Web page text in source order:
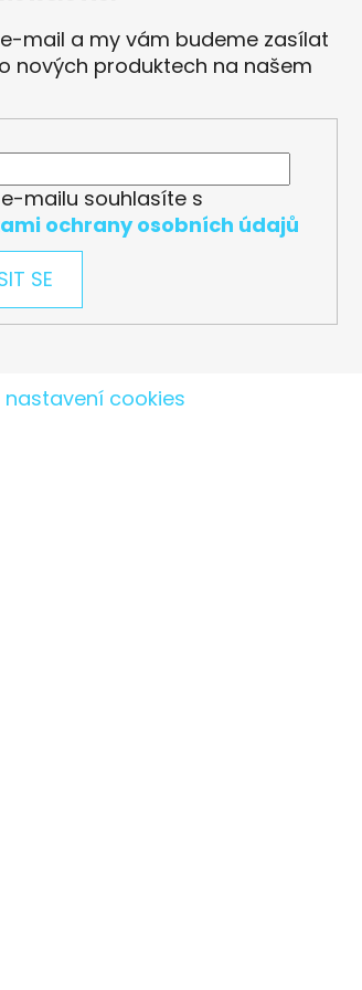
mail a my vám budeme zasílat
nových produktech na našem
mailu souhlasíte s
ochrany osobních údajů
SE
nastavení cookies